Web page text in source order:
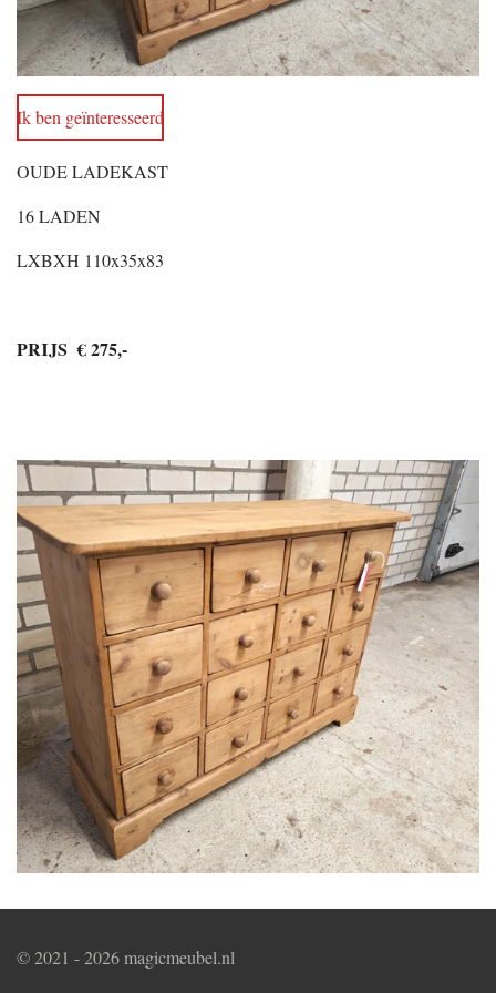
Ik ben geïnteresseerd
OUDE LADEKAST
16 LADEN
LXBXH 110x35x83
PRIJS € 275,-
© 2021 - 2026 magicmeubel.nl